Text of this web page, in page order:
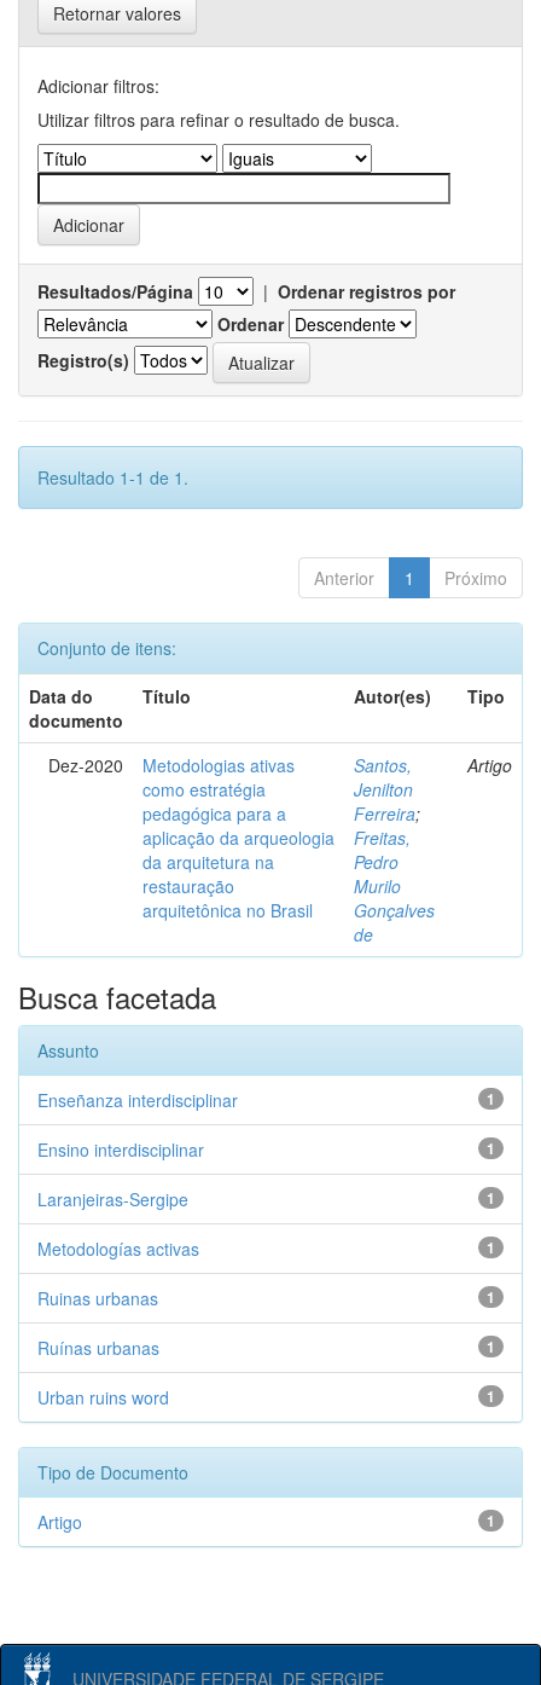
Retornar valores
Adicionar filtros:
Utilizar filtros para refinar o resultado de busca.
Resultados/Página | Ordenar registros por
Ordenar
Registro(s)
Resultado 1-1 de 1.
Anterior 1 Próximo
Conjunto de itens:
Data do
documento
Título Autor(es) Tipo
Dez-2020
Metodologias ativas
como estratégia
pedagógica para a
aplicação da arqueologia
da arquitetura na
restauração
arquitetônica no Brasil
Santos,
Jenilton
Ferreira;
Freitas,
Pedro
Murilo
Gonçalves
de
Artigo
Busca facetada
Assunto
1
Enseñanza interdisciplinar
1
Ensino interdisciplinar
1
Laranjeiras-Sergipe
1
Metodologías activas
1
Ruinas urbanas
1
Ruínas urbanas
1
Urban ruins word
Tipo de Documento
1
Artigo
UNIVERSIDADE FEDERAL DE SERGIPE